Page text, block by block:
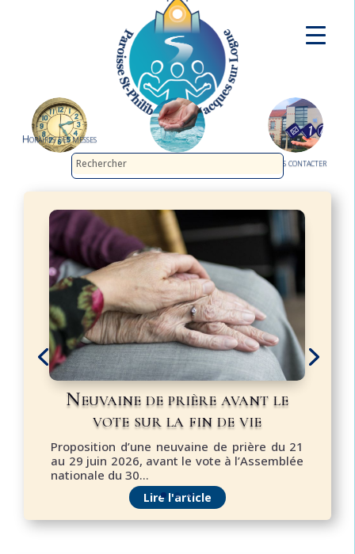
Horaires des messes
Nous contacter
Neuvaine de prière avant le
vote sur la fin de vie
Proposition d’une neuvaine de prière du 21
au 29 juin 2026, avant le vote à l’Assemblée
nationale du 30...
Lire l'article